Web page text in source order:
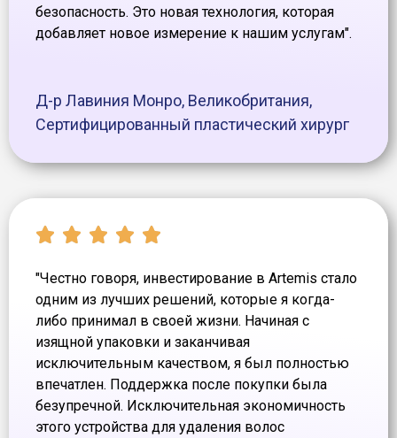
безопасность. Это новая технология, которая
добавляет новое измерение к нашим услугам".
Д-р Лавиния Монро, Великобритания,
Сертифицированный пластический хирург
"Честно говоря, инвестирование в Artemis стало
одним из лучших решений, которые я когда-
либо принимал в своей жизни. Начиная с
изящной упаковки и заканчивая
исключительным качеством, я был полностью
впечатлен. Поддержка после покупки была
безупречной. Исключительная экономичность
этого устройства для удаления волос